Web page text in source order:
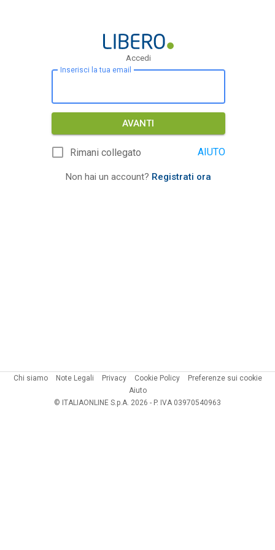
Accedi
Inserisci la tua email
AVANTI
Rimani collegato AIUTO
Non hai un account? Registrati ora
Chi siamo Note Legali Privacy Cookie Policy
Preferenze sui cookie
Aiuto
© ITALIAONLINE S.p.A. 2026 - P. IVA 03970540963